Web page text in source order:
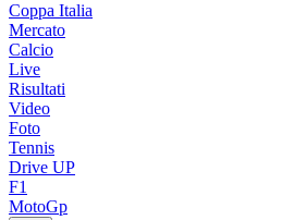
Coppa Italia
Mercato
Calcio
Live
Risultati
Video
Foto
Tennis
Drive UP
F1
MotoGp